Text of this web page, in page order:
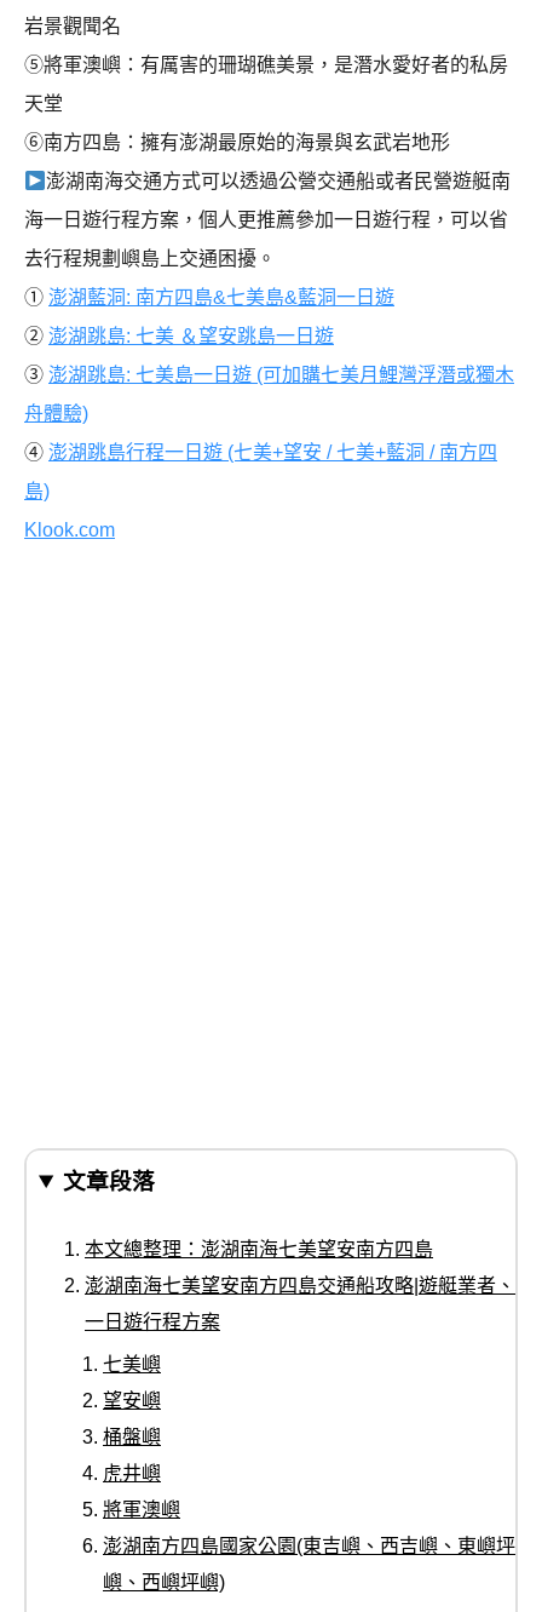
岩景觀聞名
⑤將軍澳嶼：有厲害的珊瑚礁美景，是潛水愛好者的私房
天堂
⑥南方四島：擁有澎湖最原始的海景與玄武岩地形
澎湖南海交通方式可以透過公營交通船或者民營遊艇南
海一日遊行程方案，個人更推薦參加一日遊行程，可以省
去行程規劃嶼島上交通困擾。
① 澎湖藍洞: 南方四島&七美島&藍洞一日遊
② 澎湖跳島: 七美 ＆望安跳島一日遊
③ 澎湖跳島: 七美島一日遊 (可加購七美月鯉灣浮潛或獨木
舟體驗)
④ 澎湖跳島行程一日遊 (七美+望安 / 七美+藍洞 / 南方四
島)
Klook.com
文章段落
本文總整理：澎湖南海七美望安南方四島
澎湖南海七美望安南方四島交通船攻略|遊艇業者、
一日遊行程方案
七美嶼
望安嶼
桶盤嶼
虎井嶼
將軍澳嶼
澎湖南方四島國家公園(東吉嶼、西吉嶼、東嶼坪
嶼、西嶼坪嶼)